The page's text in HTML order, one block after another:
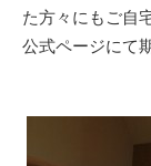
た方々にもご自
公式ページにて